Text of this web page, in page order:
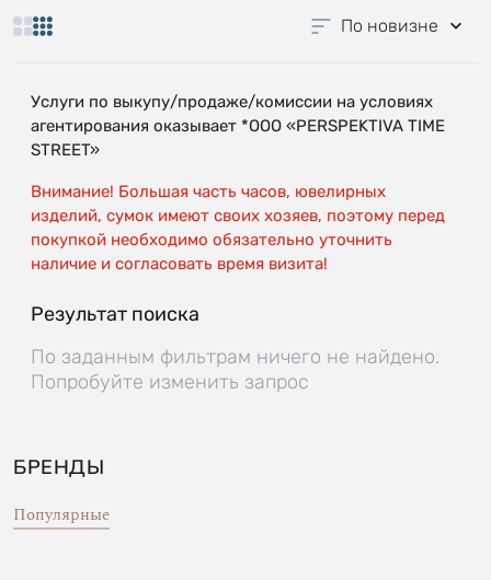
По новизне
Услуги по выкупу/продаже/комиссии на условиях
агентирования оказывает *OOO «PERSPEKTIVA TIME
STREET»
Внимание! Большая часть часов, ювелирных
изделий, сумок имеют своих хозяев, поэтому перед
покупкой необходимо обязательно уточнить
наличие и согласовать время визита!
Результат поиска
По заданным фильтрам ничего не найдено.
Попробуйте изменить запрос
БРЕНДЫ
Популярные